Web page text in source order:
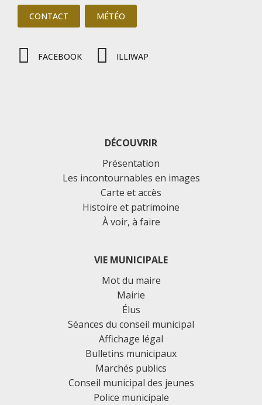
CONTACT MÉTÉO
FACEBOOK ILLIWAP
DÉCOUVRIR
Présentation
Les incontournables en images
Carte et accès
Histoire et patrimoine
À voir, à faire
VIE MUNICIPALE
Mot du maire
Mairie
Élus
Séances du conseil municipal
Affichage légal
Bulletins municipaux
Marchés publics
Conseil municipal des jeunes
Police municipale